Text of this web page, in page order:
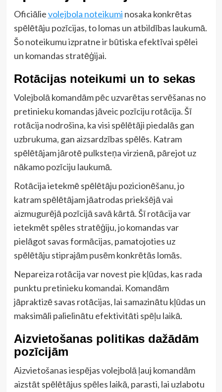
Oficiālievolejbola noteikumi nosaka konkrētas
spēlētāju pozīcijas, to lomas un atbildības laukumā.
Šo noteikumu izpratne ir būtiska efektīvai spēlei
un komandas stratēģijai.
Rotācijas noteikumi un to sekas
Volejbolā komandām pēc uzvarētas servēšanas no
pretinieku komandas jāveic pozīciju rotācija. Šī
rotācija nodrošina, ka visi spēlētāji piedalās gan
uzbrukuma, gan aizsardzības spēlēs. Katram
spēlētājam jārotē pulksteņa virzienā, pārejot uz
nākamo pozīciju laukumā.
Rotācija ietekmē spēlētāju pozicionēšanu, jo
katram spēlētājam jāatrodas priekšējā vai
aizmugurējā pozīcijā savā kārtā. Šī rotācija var
ietekmēt spēles stratēģiju, jo komandas var
pielāgot savas formācijas, pamatojoties uz
spēlētāju stiprajām pusēm konkrētās lomās.
Nepareiza rotācija var novest pie kļūdas, kas rada
punktu pretinieku komandai. Komandām
jāpraktizē savas rotācijas, lai samazinātu kļūdas un
maksimāli palielinātu efektivitāti spēļu laikā.
Aizvietošanas politikas dažādām
pozīcijām
Aizvietošanas iespējas volejbolā ļauj komandām
aizstāt spēlētājus spēles laikā, parasti, lai uzlabotu